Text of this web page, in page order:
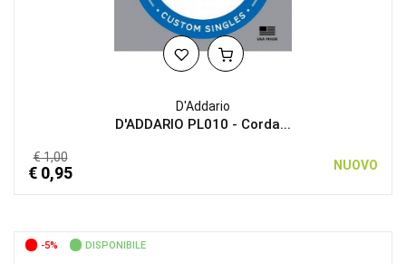
D'Addario
D'ADDARIO PL010 - Corda...
€ 1,00
€ 0,95 NUOVO
-5% DISPONIBILE